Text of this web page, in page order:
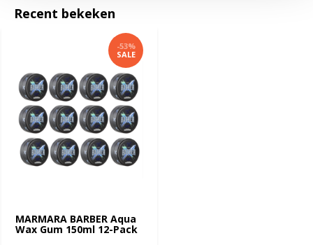
Recent bekeken
MARMARA BARBER Aqua
Wax Gum 150ml 12-Pack
-53%
SALE